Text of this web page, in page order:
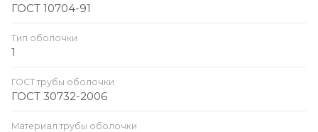
ГОСТ 10704-91
Тип оболочки
1
ГОСТ трубы оболочки
ГОСТ 30732-2006
Материал трубы оболочки